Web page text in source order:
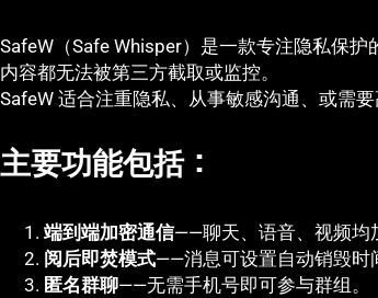
SafeW（Safe Whisper）是一款专注隐私保
内容都无法被第三方截取或监控。
SafeW 适合注重隐私、从事敏感沟通、或需
主要功能包括：
端到端加密通信——聊天、语音、视频均
阅后即焚模式——消息可设置自动销毁时
匿名群聊——无需手机号即可参与群组。